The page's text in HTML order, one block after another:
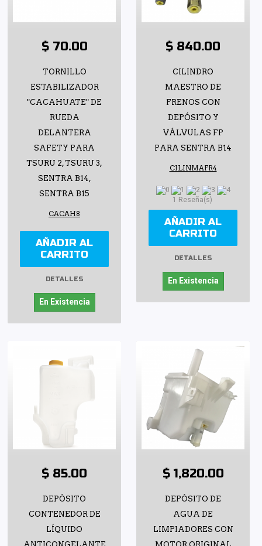
$ 70.00
TORNILLO
ESTABILIZADOR
"CACAHUATE" DE
RUEDA
DELANTERA
SAFETY PARA
TSURU 2, TSURU 3,
SENTRA B14,
SENTRA B15
CACAH8
AÑADIR AL
CARRITO
DETALLES
En Existencia
$ 840.00
CILINDRO
MAESTRO DE
FRENOS CON
DEPÓSITO Y
VÁLVULAS FP
PARA SENTRA B14
CILINMAFR4
1 Reseña(s)
AÑADIR AL
CARRITO
DETALLES
En Existencia
$ 85.00
DEPÓSITO
CONTENEDOR DE
LÍQUIDO
$ 1,820.00
DEPÓSITO DE
AGUA DE
LIMPIADORES CON